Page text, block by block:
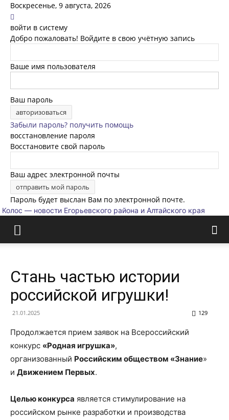
Воскресенье, 9 августа, 2026
войти в систему
Добро пожаловать! Войдите в свою учётную запись
Ваше имя пользователя
Ваш пароль
Забыли пароль? получить помощь
восстановление пароля
Восстановите свой пароль
Ваш адрес электронной почты
Пароль будет выслан Вам по электронной почте.
Колос — новости Егорьевского района и Алтайского края
Стань частью истории
российской игрушки!
21.01.2025 129
Продолжается прием заявок на Всероссийский
конкурс «Родная игрушка»,
организованный Российским обществом «Знание»
и Движением Первых.
Целью конкурса является стимулирование на
российском рынке разработки и производства